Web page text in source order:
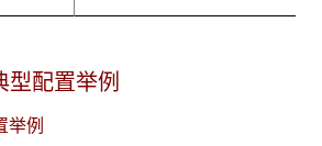
配置举例
举例